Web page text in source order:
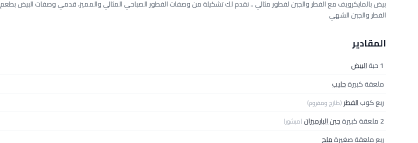
بيض بالمايكرويف مع الفطر والجبن لفطور مثالي .. نقدم لك تشكيلة من وصفات الفطور الصباحي المثالي والمميز، قدمي وصفات البيض بطعم
الفطر والجبن الشهي
المقادير
1 حبة
البيض
ملعقة كبيرةحليب
ربع كوبالفطر (طازج ومفروم)
2 ملعقة كبيرة جبن البارميزان(مبشور)
ربع ملعقة صغيرةملح